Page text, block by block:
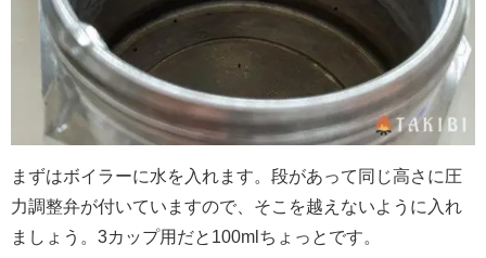
まずはボイラーに水を入れます。段があって同じ高さに圧
力調整弁が付いていますので、そこを越えないように入れ
ましょう。3カップ用だと100mlちょっとです。